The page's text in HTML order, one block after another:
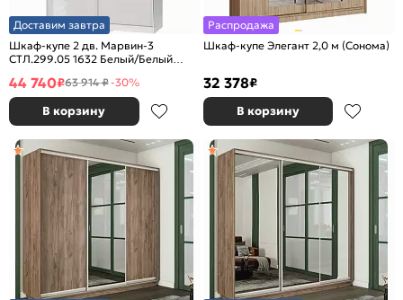
Доставим завтра
Шкаф-купе 2 дв. Марвин-3
СТЛ.299.05 1632 Белый/Белый
44 740₽63 914 ₽-30%
В корзину
Распродажа
Шкаф-купе Элегант 2,0 м (Сонома)
32 378₽
В корзину